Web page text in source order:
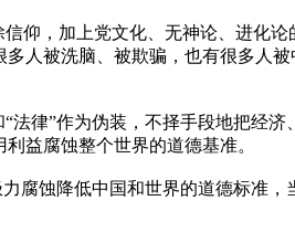
仰，加上党文化、无神论、进化
人被洗脑、被欺骗，也有很多人
律”作为伪装，不择手段地把经
益腐蚀整个世界的道德基准。
腐蚀降低中国和世界的道德标准